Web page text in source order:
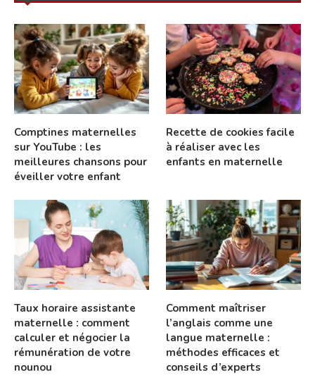
Comptines maternelles
sur YouTube : les
meilleures chansons pour
éveiller votre enfant
Recette de cookies facile
à réaliser avec les
enfants en maternelle
Taux horaire assistante
maternelle : comment
calculer et négocier la
rémunération de votre
nounou
Comment maîtriser
l’anglais comme une
langue maternelle :
méthodes efficaces et
conseils d’experts